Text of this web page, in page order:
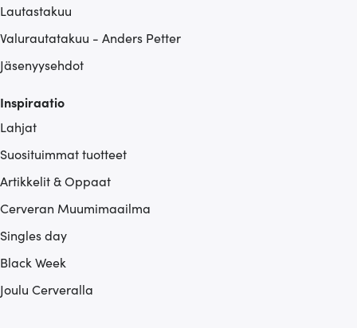
Lautastakuu
Valurautatakuu - Anders Petter
Jäsenyysehdot
Inspiraatio
Lahjat
Suosituimmat tuotteet
Artikkelit & Oppaat
Cerveran Muumimaailma
Singles day
Black Week
Joulu Cerveralla